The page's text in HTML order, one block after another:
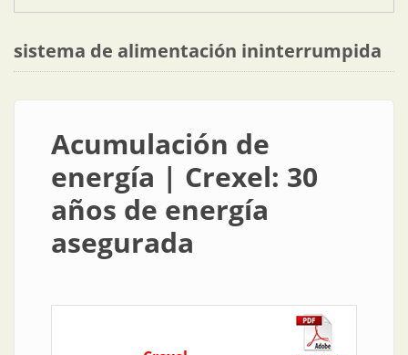
sistema de alimentación ininterrumpida
Acumulación de
energía | Crexel: 30
años de energía
asegurada